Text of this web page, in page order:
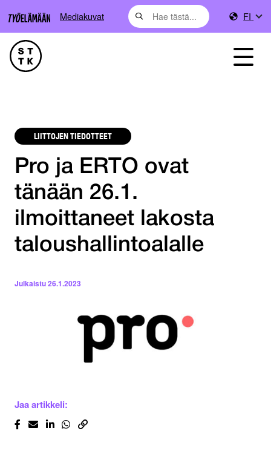
Mediakuvat FI
LIITTOJEN TIEDOTTEET
Pro ja ERTO ovat
tänään 26.1.
ilmoittaneet lakosta
taloushallintoalalle
Julkaistu26.1.2023
Jaa artikkeli: